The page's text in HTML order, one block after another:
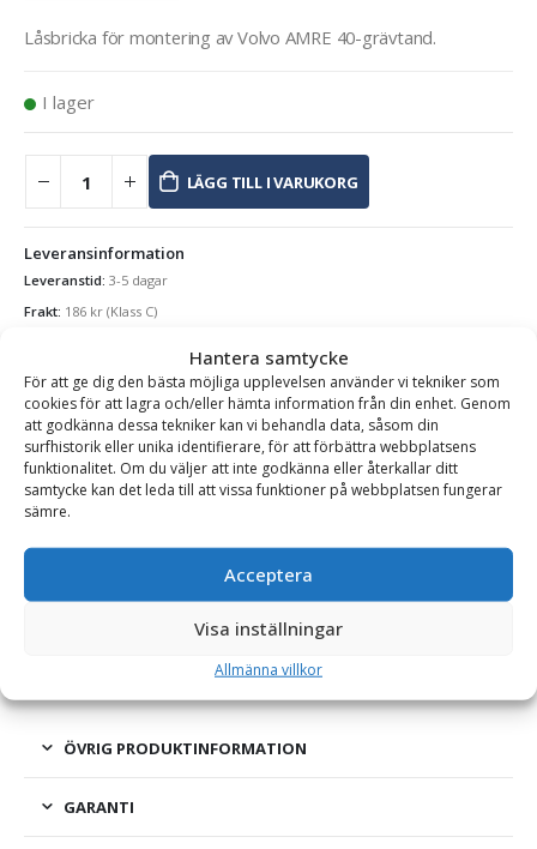
Hantera samtycke
För att ge dig den bästa möjliga upplevelsen använder vi tekniker som
cookies för att lagra och/eller hämta information från din enhet. Genom
att godkänna dessa tekniker kan vi behandla data, såsom din
surfhistorik eller unika identifierare, för att förbättra webbplatsens
funktionalitet. Om du väljer att inte godkänna eller återkallar ditt
samtycke kan det leda till att vissa funktioner på webbplatsen fungerar
sämre.
Acceptera
Visa inställningar
Allmänna villkor
Låsbricka för montering av Volvo AMRE 40-grävtand.
I lager
LÄGG TILL I VARUKORG
Leveransinformation
Leveranstid: 3-5 dagar
Frakt: 186 kr (Klass C)
Se alla produkter inom samma kategori
Lås till Skoptänder
BESKRIVNING
Låsbricka – för tand Volvo 40 AMRE
ÖVRIG PRODUKTINFORMATION
GARANTI